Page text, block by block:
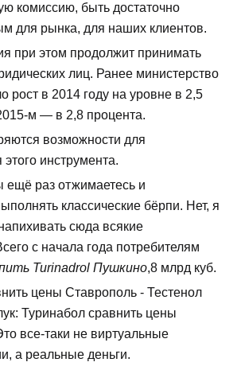
комиссию, быть достаточно
для рынка, для наших клиентов.
при этом продолжит принимать
лиц. Ранее министерство
рост в 2014 году на уровне в 2,5
м — в 2,8 процента.
возможности для
инструмента.
ещё раз отжимаетесь и
классические бёрпи. Нет, я
сюда всякие
с начала года потребителям
Turinadrol Пушкино,8 млрд куб.
цены Ставрополь - Тестенол
Туринабол сравнить цены
все-таки не виртуальные
а реальные деньги.